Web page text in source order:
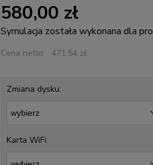
580,00 zł
Symulacja została wykonana dla
Cena netto: 471,54 zł
Zmiana dysku:
Karta WiFi: